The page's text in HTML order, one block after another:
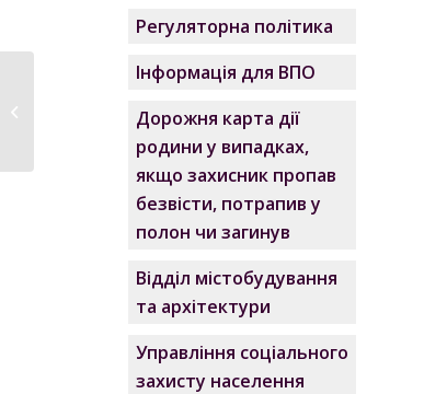
Регуляторна політика
Інформація для ВПО
Дорожня карта дії
родини у випадках,
якщо захисник пропав
безвісти, потрапив у
полон чи загинув
Відділ містобудування
та архітектури
Управління соціального
захисту населення
громаді відзначили